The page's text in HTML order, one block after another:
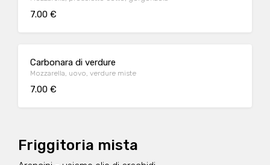
7.00 €
Carbonara di verdure
Mozzarella, uovo, verdure miste
7.00 €
Friggitoria mista